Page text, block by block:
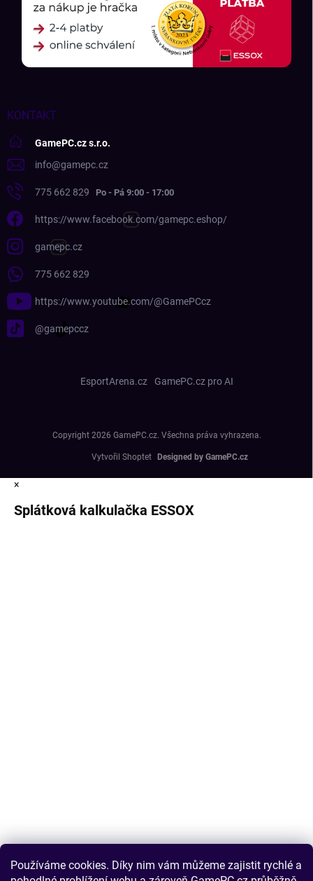
Používáme cookies. Díky nim vám můžeme zajistit rychlé a
KONTAKT
GamePC.cz s.r.o.
info@gamepc.cz
775 662 829
https://www.facebook.com/gamepc.eshop/
gamepc.cz
775 662 829
https://www.youtube.com/@GamePCcz
@gamepccz
EsportArena.cz GamePC.cz pro AI
Vytvořil Shoptet
Copyright 2026 GamePC.cz. Všechna práva vyhrazena.
×
Splátková kalkulačka ESSOX